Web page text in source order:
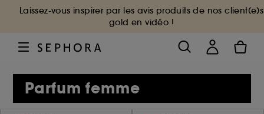
Laissez-vous inspirer par les avis produits de nos client(e)s
gold en vidéo !
Parfum femme